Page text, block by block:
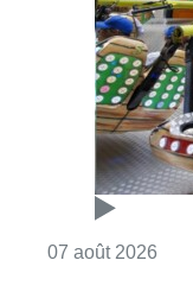
07 août 2026